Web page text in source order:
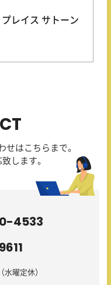
レイス サトーン
せはこちらまで。
します。
4533
曜定休）